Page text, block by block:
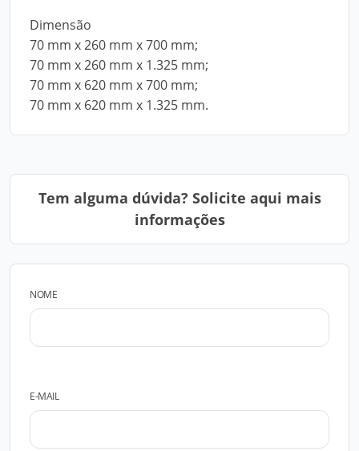
Dimensão
70 mm x 260 mm x 700 mm;
70 mm x 260 mm x 1.325 mm;
70 mm x 620 mm x 700 mm;
70 mm x 620 mm x 1.325 mm.
Tem alguma dúvida? Solicite aqui mais
informações
NOME
E-MAIL